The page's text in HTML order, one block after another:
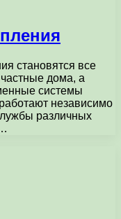
становятся все
дома, а
системы
независимо
различных